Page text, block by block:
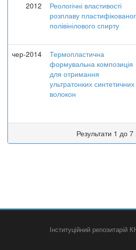
2012
Реологічні властивості
розплаву
полівінілового спирту
чер-2014
Термопластична
формувальна композиція
для отримання
ультратонких синтетичних
волокон
Результати 1 до 7
Інституційний